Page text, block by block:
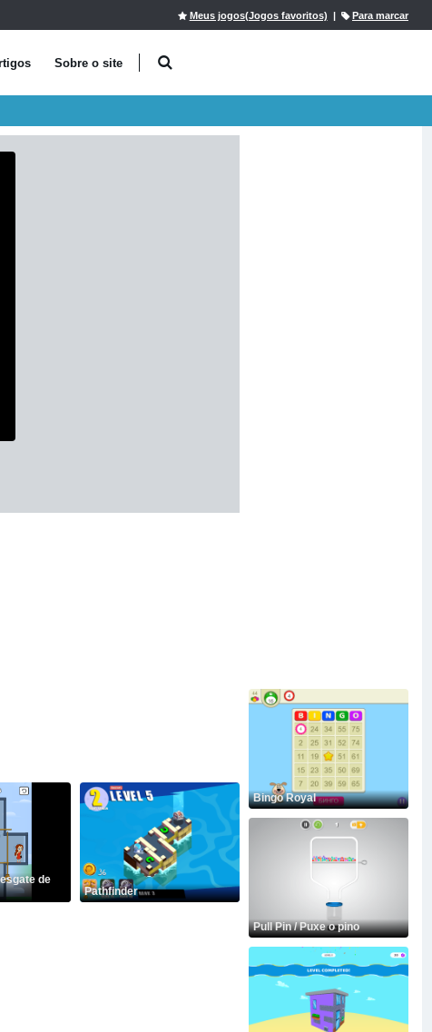
Meus jogos(Jogos favoritos) | Para marcar
Sobre o site
de
Pathfinder
Bingo Royal
Pull Pin / Puxe o pino